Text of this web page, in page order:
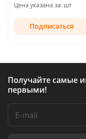
Цена указана за: шт
Подписаться
Получайте самые
первыми!